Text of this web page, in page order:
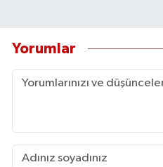
Yorumlar